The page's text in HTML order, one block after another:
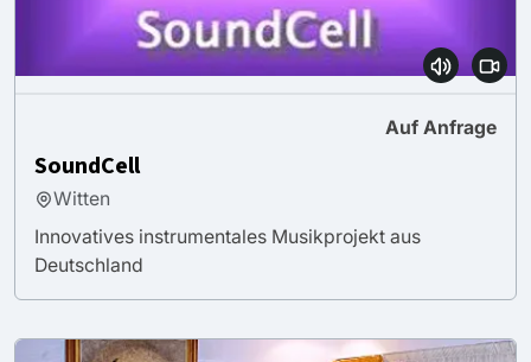
Auf Anfrage
SoundCell
Witten
Innovatives instrumentales Musikprojekt aus
Deutschland